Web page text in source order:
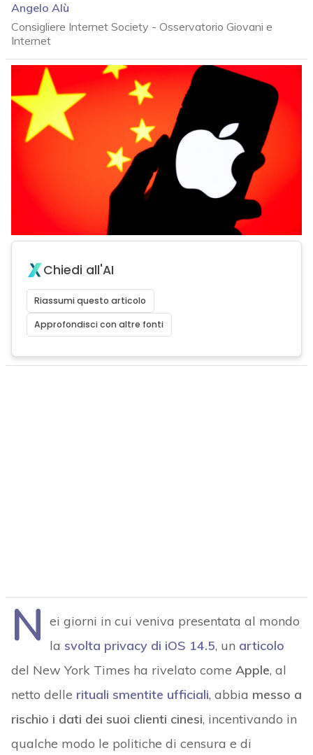
Angelo Alù
Consigliere Internet Society - Osservatorio Giovani e
Internet
Chiedi all'AI
Riassumi questo articolo
Approfondisci con altre fonti
N ei giorni in cui veniva presentata al mondo
la svolta privacy di iOS 14.5, un articolo
del New York Times ha rivelato come Apple, al
netto delle rituali smentite ufficiali, abbia messo a
rischio i dati dei suoi clienti cinesi, incentivando in
qualche modo le politiche di censura e di